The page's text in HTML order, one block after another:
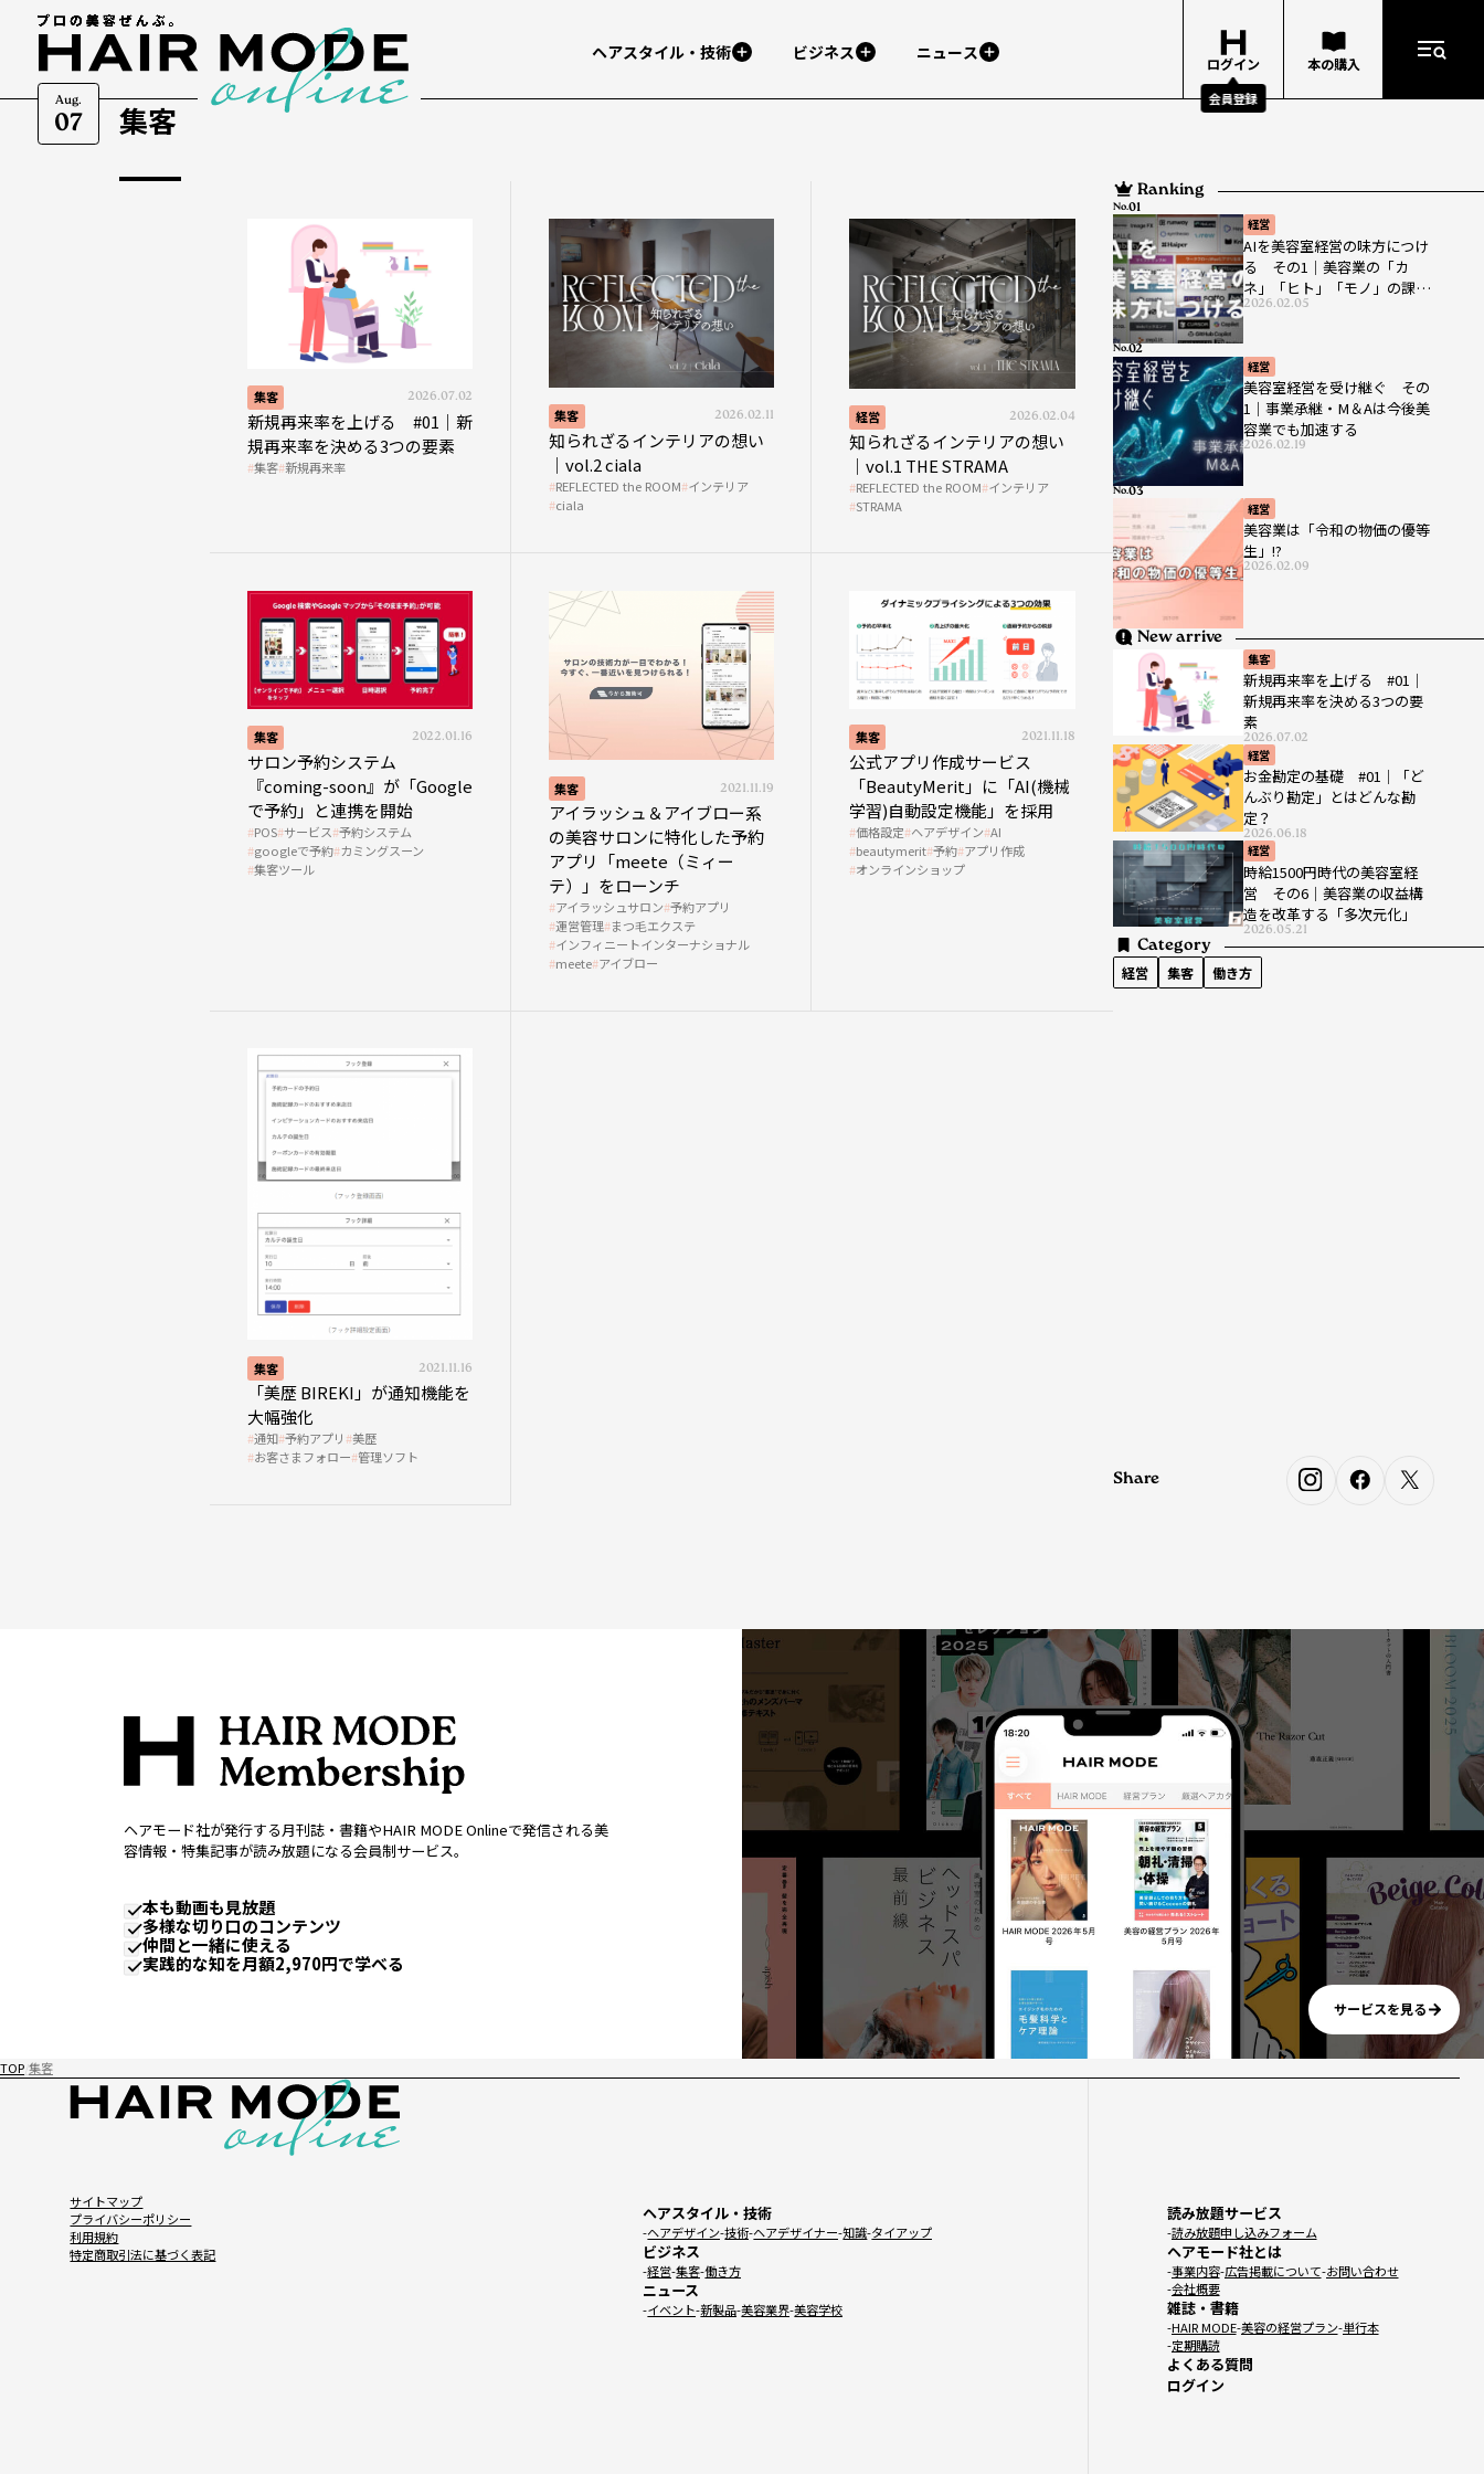
Aug.
07
ヘアスタイル・技術 ビジネス ニュース
ログイン
会員登録
本の購入
集客
集客 2026.07.02
新規再来率を上げる #01｜新
規再来率を決める3つの要素
集客 新規再来率
集客 2026.02.11
知られざるインテリアの想い
｜vol.2 ciala
REFLECTED the ROOM インテリア
ciala
経営 2026.02.04
知られざるインテリアの想い
｜vol.1 THE STRAMA
REFLECTED the ROOM インテリア
STRAMA
集客 2022.01.16
サロン予約システム
『coming-soon』が「Google
で予約」と連携を開始
POS サービス 予約システム
googleで予約 カミングスーン
集客ツール
集客 2021.11.19
アイラッシュ＆アイブロー系
の美容サロンに特化した予約
アプリ「meete（ミィー
テ）」をローンチ
アイラッシュサロン 予約アプリ
運営管理 まつ毛エクステ
インフィニートインターナショナル
meete アイブロー
集客 2021.11.18
公式アプリ作成サービス
「BeautyMerit」に「AI(機械
学習)自動設定機能」を採用
価格設定 ヘアデザイン AI
beautymerit 予約 アプリ作成
オンラインショップ
集客 2021.11.16
「美歴 BIREKI」が通知機能を
大幅強化
通知 予約アプリ 美歴
お客さまフォロー 管理ソフト
Ranking
経営
AIを美容室経営の味方につけ
る その1｜美容業の「カ
ネ」「ヒト」「モノ」の課題
を解決する生成AIの今
2026.02.05
No.
経営
美容室経営を受け継ぐ その
1｜事業承継・M＆Aは今後美
容業でも加速する
2026.02.19
No.
経営
美容業は「令和の物価の優等
生」!?
2026.02.09
No.
New arrive
集客
新規再来率を上げる #01｜
新規再来率を決める3つの要
素
2026.07.02
経営
お金勘定の基礎 #01｜「ど
んぶり勘定」とはどんな勘
定？
2026.06.18
経営
時給1500円時代の美容室経
営 その6｜美容業の収益構
造を改革する「多次元化」
2026.05.21
Category
経営 集客 働き方
Share
ヘアモード社が発行する月刊誌・書籍やHAIR MODE Onlineで発信される美
容情報・特集記事が読み放題になる会員制サービス。
本も動画も見放題
多様な切り口のコンテンツ
仲間と一緒に使える
実践的な知を月額2,970円で学べる
サービスを見る
TOP 集客
サイトマップ
プライバシーポリシー
利用規約
特定商取引法に基づく表記
ヘアスタイル・技術
ヘアデザイン 技術 ヘアデザイナー 知識 タイアップ
ビジネス
経営 集客 働き方
ニュース
イベント 新製品 美容業界 美容学校
読み放題サービス
読み放題申し込みフォーム
ヘアモード社とは
事業内容 広告掲載について お問い合わせ
会社概要
雑誌・書籍
HAIR MODE 美容の経営プラン 単行本
定期購読
よくある質問
ログイン